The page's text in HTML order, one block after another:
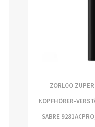
ZORLOO
KOPFHÖRER-
SABRE